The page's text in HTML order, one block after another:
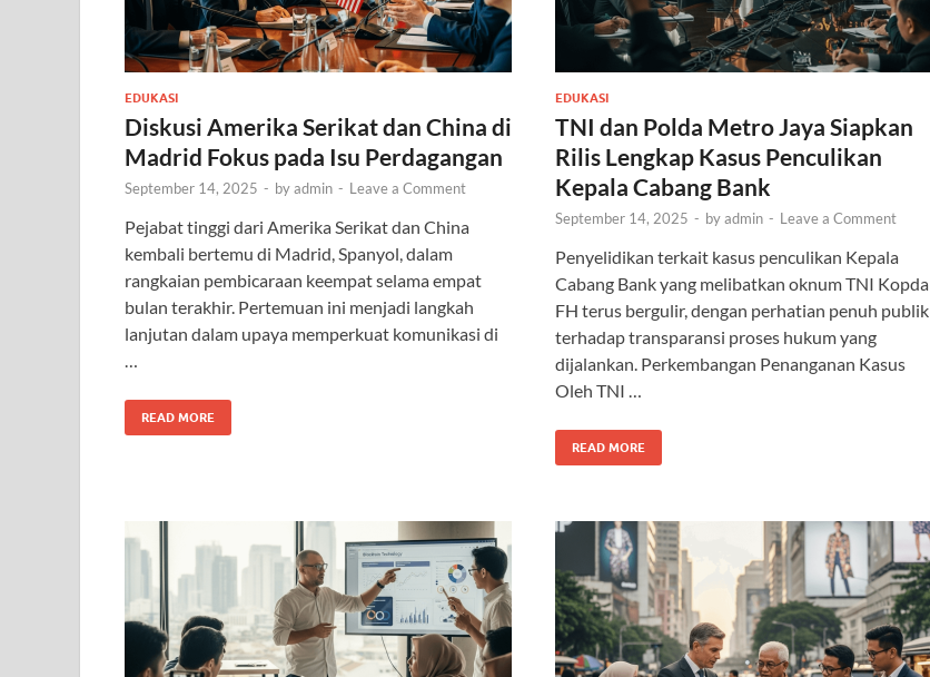
EDUKASI
Diskusi Amerika Serikat dan China di
Madrid Fokus pada Isu Perdagangan
September 14, 2025 - byadmin - Leave a Comment
Pejabat tinggi dari Amerika Serikat dan China
kembali bertemu di Madrid, Spanyol, dalam
rangkaian pembicaraan keempat selama empat
bulan terakhir. Pertemuan ini menjadi langkah
lanjutan dalam upaya memperkuat komunikasi di
…
READ MORE
EDUKASI
TNI dan Polda Metro Jaya Siapkan
Rilis Lengkap Kasus Penculikan
Kepala Cabang Bank
September 14, 2025 - byadmin - Leave a Comment
Penyelidikan terkait kasus penculikan Kepala
Cabang Bank yang melibatkan oknum TNI Kopda
FH terus bergulir, dengan perhatian penuh publik
terhadap transparansi proses hukum yang
dijalankan. Perkembangan Penanganan Kasus
Oleh TNI …
READ MORE